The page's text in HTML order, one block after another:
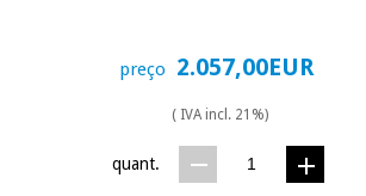
preço 2.057,00EUR
( IVA incl. 21%)
quant.